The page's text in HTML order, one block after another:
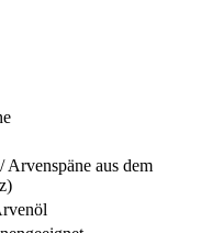
aus dem